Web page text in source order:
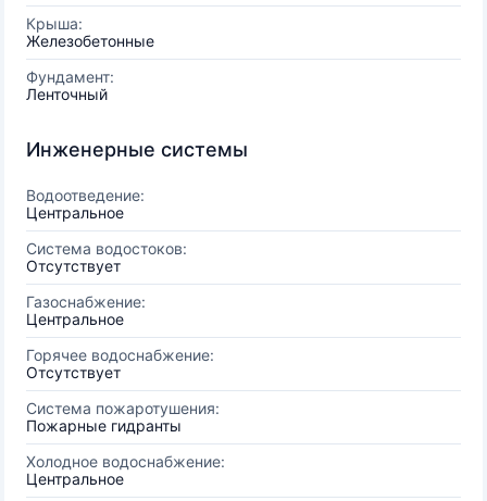
Крыша:
Железобетонные
Фундамент:
Ленточный
Инженерные системы
Водоотведение:
Центральное
Система водостоков:
Отсутствует
Газоснабжение:
Центральное
Горячее водоснабжение:
Отсутствует
Система пожаротушения:
Пожарные гидранты
Холодное водоснабжение:
Центральное